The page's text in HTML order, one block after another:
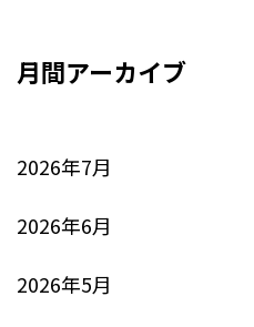
月間アーカイブ
2026年7月
2026年6月
2026年5月